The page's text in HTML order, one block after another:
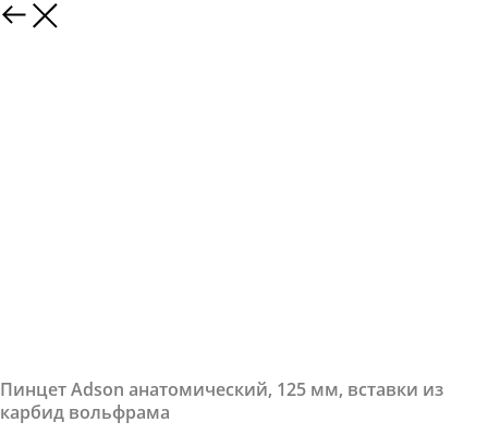
Пинцет Adson анатомический, 125 мм, вставки из
карбид вольфрама